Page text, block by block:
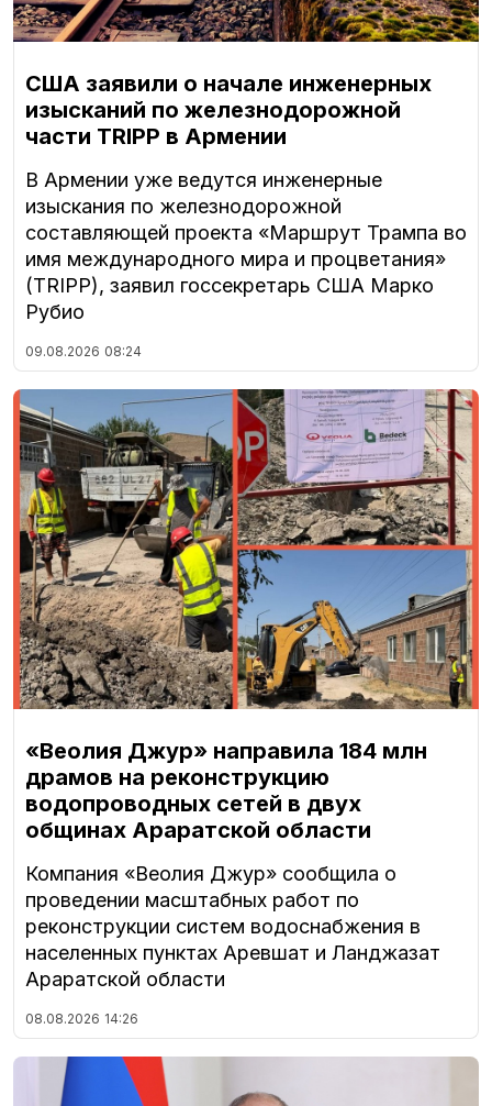
США заявили о начале инженерных
изысканий по железнодорожной
части TRIPP в Армении
В Армении уже ведутся инженерные
изыскания по железнодорожной
составляющей проекта «Маршрут Трампа во
имя международного мира и процветания»
(TRIPP), заявил госсекретарь США Марко
Рубио
09.08.2026 08:24
«Веолия Джур» направила 184 млн
драмов на реконструкцию
водопроводных сетей в двух
общинах Араратской области
Компания «Веолия Джур» сообщила о
проведении масштабных работ по
реконструкции систем водоснабжения в
населенных пунктах Аревшат и Ланджазат
Араратской области
08.08.2026 14:26